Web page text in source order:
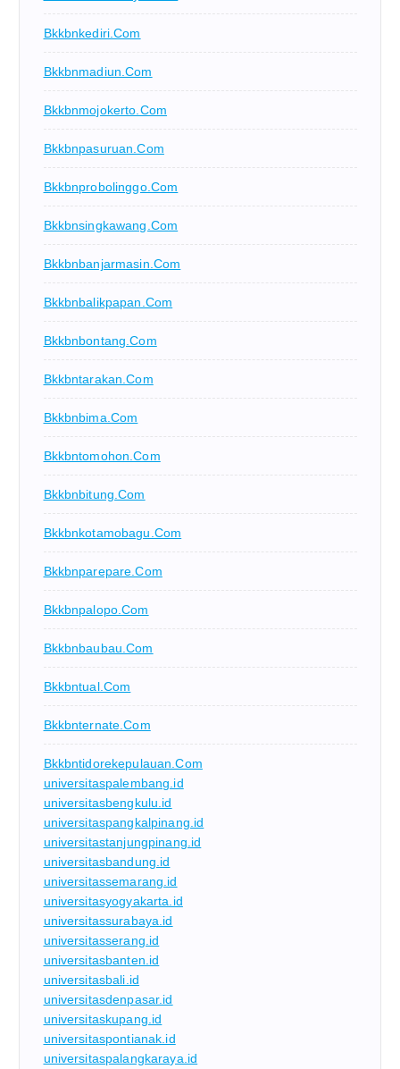
Bkkbnkediri.com
Bkkbnmadiun.com
Bkkbnmojokerto.com
Bkkbnpasuruan.com
Bkkbnprobolinggo.com
Bkkbnsingkawang.com
Bkkbnbanjarmasin.com
Bkkbnbalikpapan.com
Bkkbnbontang.com
Bkkbntarakan.com
Bkkbnbima.com
Bkkbntomohon.com
Bkkbnbitung.com
Bkkbnkotamobagu.com
Bkkbnparepare.com
Bkkbnpalopo.com
Bkkbnbaubau.com
Bkkbntual.com
Bkkbnternate.com
Bkkbntidorekepulauan.com
universitaspalembang.id
universitasbengkulu.id
universitaspangkalpinang.id
universitastanjungpinang.id
universitasbandung.id
universitassemarang.id
universitasyogyakarta.id
universitassurabaya.id
universitasserang.id
universitasbanten.id
universitasbali.id
universitasdenpasar.id
universitaskupang.id
universitaspontianak.id
universitaspalangkaraya.id